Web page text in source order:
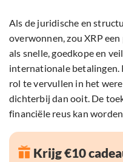
Als de juridische en
overwonnen, zou XRP
als snelle, goedkope en
internationale betalingen.
rol te vervullen in het
dichterbij dan ooit. De
financiële reus kan
Krijg €10